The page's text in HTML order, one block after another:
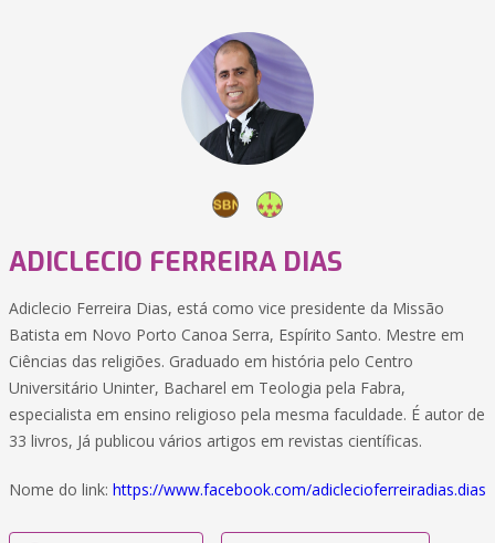
ADICLECIO FERREIRA DIAS
Adiclecio Ferreira Dias, está como vice presidente da Missão
Batista em Novo Porto Canoa Serra, Espírito Santo. Mestre em
Ciências das religiões. Graduado em história pelo Centro
Universitário Uninter, Bacharel em Teologia pela Fabra,
especialista em ensino religioso pela mesma faculdade. É autor de
33 livros, Já publicou vários artigos em revistas científicas.
Nome do link: https://www.facebook.com/adiclecioferreiradias.dias